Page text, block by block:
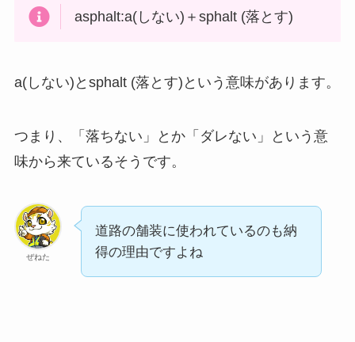
asphalt:a(しない)＋sphalt (落とす)
a(しない)とsphalt (落とす)という意味があります。
つまり、「落ちない」とか「ダレない」という意
味から来ているそうです。
ぜねた
道路の舗装に使われているのも納
得の理由ですよね